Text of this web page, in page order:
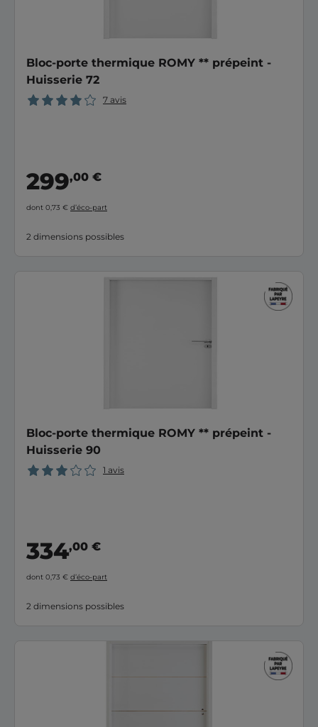
Bloc-porte thermique ROMY ** prépeint -
Huisserie 72
7 avis
299,00 €
dont 0,73 € d’éco-part
2 dimensions possibles
Bloc-porte thermique ROMY ** prépeint -
Huisserie 90
1 avis
334,00 €
dont 0,73 € d’éco-part
2 dimensions possibles